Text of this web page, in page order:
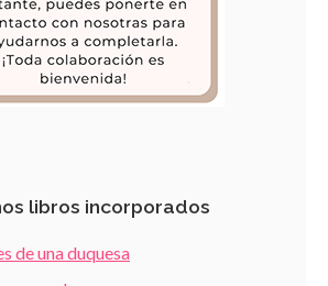
libros incorporados
de una duquesa